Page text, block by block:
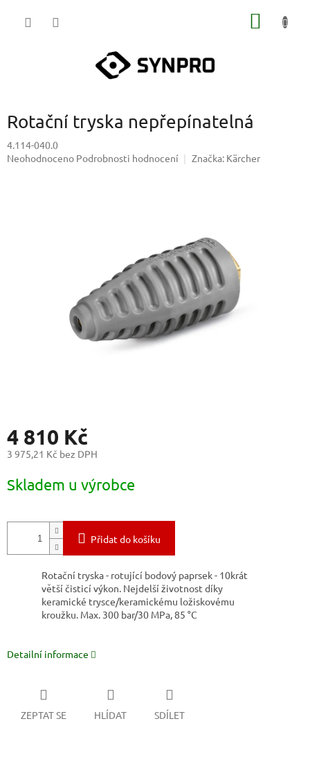
Rotační tryska nepřepínatelná
4.114-040.0
Průměrné
Neohodnoceno Podrobnosti hodnocení Značka: Kärcher
4 810 Kč
3 975,21 Kč bez DPH
cena:
Skladem u výrobce
Přidat do košíku
Rotační tryska - rotující bodový paprsek - 10krát
větší čisticí výkon. Nejdelší životnost díky
keramické trysce/keramickému ložiskovému
kroužku. Max. 300 bar/30 MPa, 85 °C
Detailní informace
ZEPTAT SE HLÍDAT SDÍLET